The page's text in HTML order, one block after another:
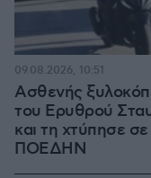
Ασθενής
του Ερυθρού
και τη χτύπησε
ΠΟΕΔΗΝ
09.08.2026, 10:51